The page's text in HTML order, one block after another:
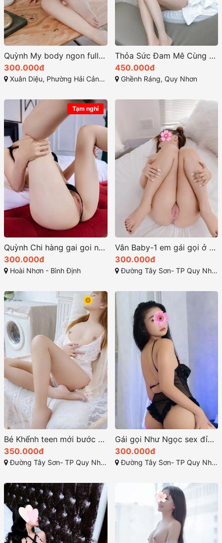
Quỳnh My body ngon full time 24/24 chiều khách
300.000đ
Xuân Diệu, Phường Hải Cảng, TP Quy Nhơn - Bình Định
Thỏa Sức Đam Mê Cùng em Gái Miu Miu
450.000đ
Ghềnh Ráng, Quy Nhơn
Tạm nghỉ
Quỳnh Chi hàng gai goi ngon vòng 1 đầy đặn căn tròn
300.000đ
Hoài Nhơn - Bình Định
Vân Baby-1 em gái gọi ở đường tây sơn quy nhơn chất
300.000đ
Đường Tây Sơn- TP Quy Nhơn - Bình Định
Bé Khểnh teen mới bước chân vào nghề gái gọi quy nhơn
350.000đ
Đường Tây Sơn- TP Quy Nhơn - Bình Định
Gái gọi Như Ngọc sex đỉnh có free massage
300.000đ
Đường Tây Sơn- TP Quy Nhơn - Bình Định